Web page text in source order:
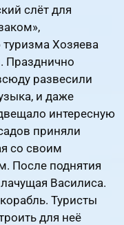
слёт для
Хозяева
Празднично
развесили
и даже
интересную
приняли
со своим
После поднятия
Василиса.
Туристы
для неё